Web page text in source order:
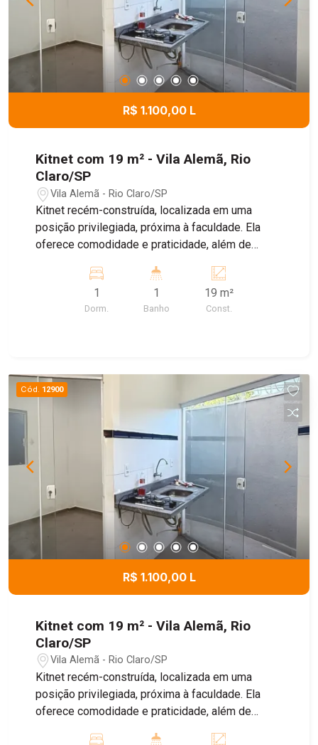
R$ 1.100,00 L
Kitnet com 19 m² - Vila Alemã, Rio
Claro/SP
Vila Alemã - Rio Claro/SP
Kitnet recém-construída, localizada em uma
posição privilegiada, próxima à faculdade. Ela
oferece comodidade e praticidade, além de
Conta com cozinha com cooktop, 1 quarto sendo
suíte, além de um pequeno quintal com área de
serviço para melhor comodidade. Agende já a sua
1
Dorm.
1
Banho
19 m²
Const.
Cód. 12900
R$ 1.100,00 L
Kitnet com 19 m² - Vila Alemã, Rio
Claro/SP
Vila Alemã - Rio Claro/SP
Kitnet recém-construída, localizada em uma
posição privilegiada, próxima à faculdade. Ela
oferece comodidade e praticidade, além de